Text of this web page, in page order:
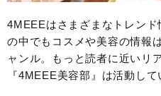
4MEEEはさまざまなトレン
の中でもコスメや美容の情報
ャンル。もっと読者に近いリ
『4MEEE美容部』は活動し